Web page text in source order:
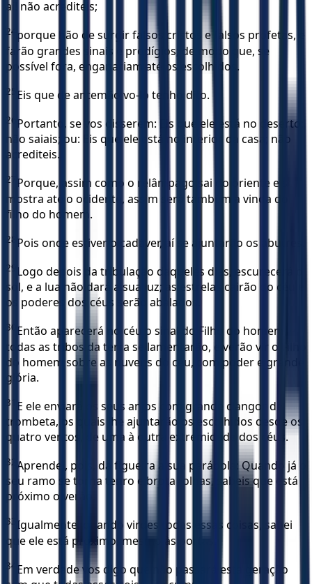
aí! não acrediteis;
24 porque hão de surgir falsos cristos e falsos profetas, e
farão grandes sinais e prodígios; de modo que, se
possível fora, enganariam até os escolhidos.
25 Eis que de antemão vo-lo tenho dito.
26 Portanto, se vos disserem: Eis que ele está no deserto;
não saiais; ou: Eis que ele está no interior da casa; não
acrediteis.
27 Porque, assim como o relâmpago sai do oriente e se
mostra até o ocidente, assim será também a vinda do
filho do homem.
28 Pois onde estiver o cadáver, aí se ajuntarão os abutres.
29 Logo depois da tribulação daqueles dias, escurecerá o
sol, e a lua não dará a sua luz; as estrelas cairão do céu e
os poderes dos céus serão abalados.
30 Então aparecerá no céu o sinal do Filho do homem, e
todas as tribos da terra se lamentarão, e verão vir o Filho
do homem sobre as nuvens do céu, com poder e grande
glória.
31
E ele enviará os seus anjos com grande clangor de
trombeta, os quais lhe ajuntarão os escolhidos desde os
quatro ventos, de uma à outra extremidade dos céus.
32 Aprendei, pois, da figueira a sua parábola: Quando já o
seu ramo se torna tenro e brota folhas, sabeis que está
próximo o verão.
33 Igualmente, quando virdes todas essas coisas, sabei
que ele está próximo, mesmo às portas.
34 Em verdade vos digo que não passará esta geração